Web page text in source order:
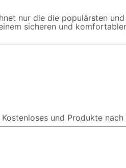
nur die die populärsten
sicheren und
und Produkte nach